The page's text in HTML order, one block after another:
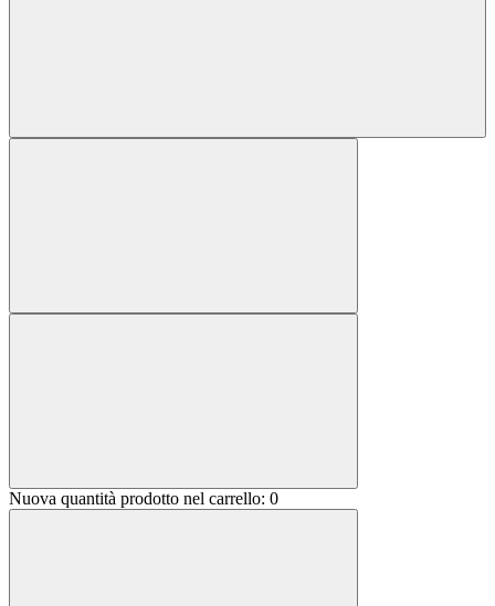
Nuova quantità prodotto nel carrello: 0